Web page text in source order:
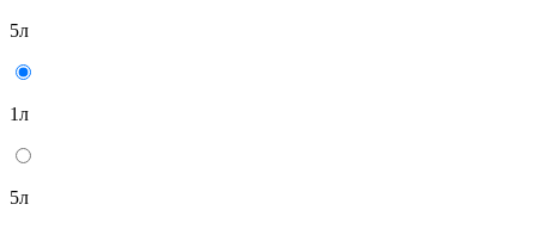
5л
1л
5л